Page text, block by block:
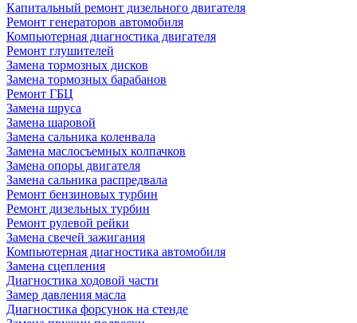
Капитальный ремонт дизельного двигателя
Ремонт генераторов автомобиля
Компьютерная диагностика двигателя
Ремонт глушителей
Замена тормозных дисков
Замена тормозных барабанов
Ремонт ГБЦ
Замена шруса
Замена шаровой
Замена сальника коленвала
Замена маслосъемных колпачков
Замена опоры двигателя
Замена сальника распредвала
Ремонт бензиновых турбин
Ремонт дизельных турбин
Ремонт рулевой рейки
Замена свечей зажигания
Компьютерная диагностика автомобиля
Замена сцепления
Диагностика ходовой части
Замер давления масла
Диагностика форсунок на стенде